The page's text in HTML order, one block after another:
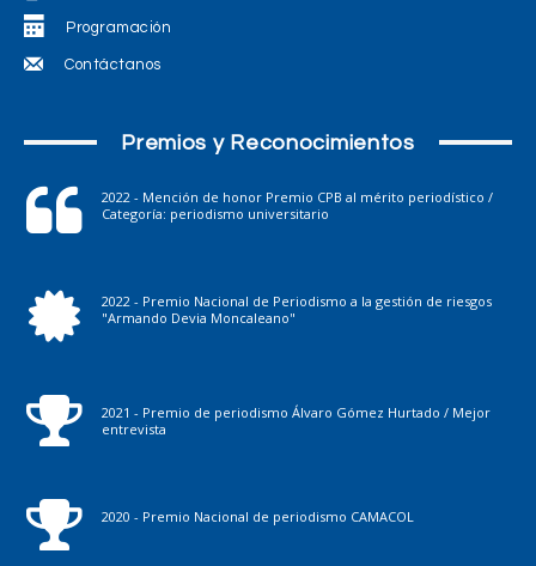
Programación
Contáctanos
Premios y Reconocimientos
2022 - Mención de honor Premio CPB al mérito periodístico /
Categoría: periodismo universitario
2022 - Premio Nacional de Periodismo a la gestión de riesgos
"Armando Devia Moncaleano"
2021 - Premio de periodismo Álvaro Gómez Hurtado / Mejor
entrevista
2020 - Premio Nacional de periodismo CAMACOL